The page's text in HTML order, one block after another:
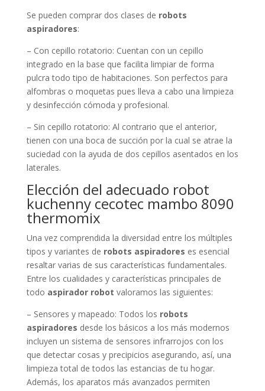
Se pueden comprar dos clases de robots
aspiradores:
– Con cepillo rotatorio: Cuentan con un cepillo
integrado en la base que facilita limpiar de forma
pulcra todo tipo de habitaciones. Son perfectos para
alfombras o moquetas pues lleva a cabo una limpieza
y desinfección cómoda y profesional.
– Sin cepillo rotatorio: Al contrario que el anterior,
tienen con una boca de succión por la cual se atrae la
suciedad con la ayuda de dos cepillos asentados en los
laterales.
Elección del adecuado robot
kuchenny cecotec mambo 8090
thermomix
Una vez comprendida la diversidad entre los múltiples
tipos y variantes de robots aspiradores es esencial
resaltar varias de sus características fundamentales.
Entre los cualidades y características principales de
todo aspirador robot valoramos las siguientes:
– Sensores y mapeado: Todos los robots
aspiradores desde los básicos a los más modernos
incluyen un sistema de sensores infrarrojos con los
que detectar cosas y precipicios asegurando, así, una
limpieza total de todos las estancias de tu hogar.
Además, los aparatos más avanzados permiten